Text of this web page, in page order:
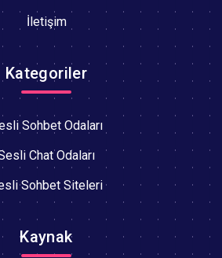
İletişim
Kategoriler
Sohbet Odaları
Chat Odaları
Sohbet Siteleri
Kaynak